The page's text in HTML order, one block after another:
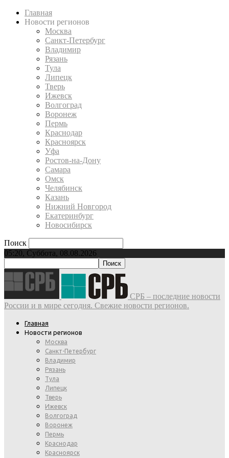
Главная
Новости регионов
Москва
Санкт-Петербург
Владимир
Рязань
Тула
Липецк
Тверь
Ижевск
Волгоград
Воронеж
Пермь
Краснодар
Красноярск
Уфа
Ростов-на-Дону
Самара
Омск
Челябинск
Казань
Нижний Новгород
Екатеринбург
Новосибирск
Поиск
05:20, Суббота, 08.08.2026
СРБ – последние новости
России и в мире сегодня. Свежие новости регионов.
Главная
Новости регионов
Москва
Санкт-Петербург
Владимир
Рязань
Тула
Липецк
Тверь
Ижевск
Волгоград
Воронеж
Пермь
Краснодар
Красноярск